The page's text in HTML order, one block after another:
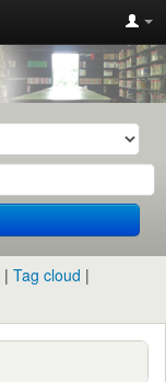
Tag cloud